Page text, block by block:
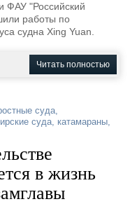
ФАУ "Российский
работы по
судна Xing Yuan.
Читать полностью
суда,
суда, катамараны,
в жизнь